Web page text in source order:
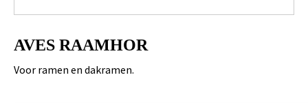
AVES RAAMHOR
Voor ramen en dakramen.